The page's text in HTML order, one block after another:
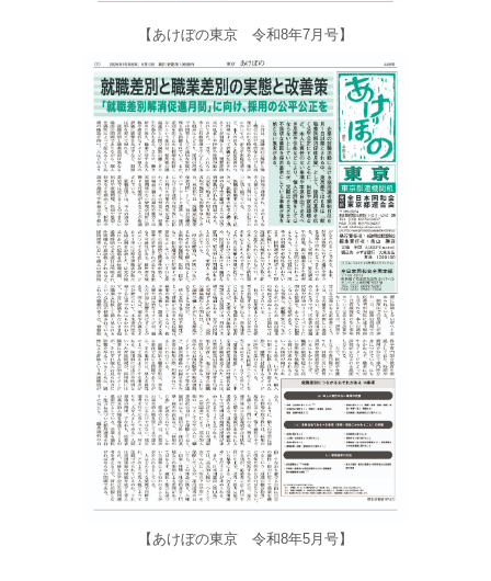
【あけぼの東京 令和8年7月号】
【あけぼの東京 令和8年5月号】